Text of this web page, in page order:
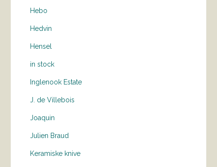
Hebo
Hedvin
Hensel
in stock
Inglenook Estate
J. de Villebois
Joaquin
Julien Braud
Keramiske knive